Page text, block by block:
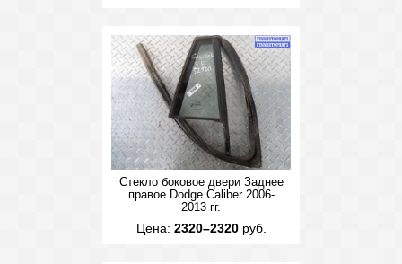
Стекло боковое двери Заднее
правое Dodge Caliber 2006-
2013 гг.
Цена: 2320–2320руб.